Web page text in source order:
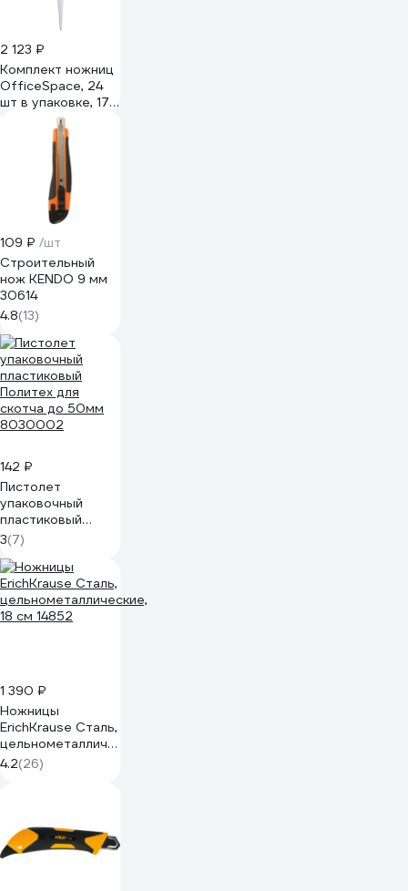
2 123 ₽
Комплект ножниц
OfficeSpace, 24
шт в упаковке, 17,1
см, черные с
синими вставками,
ПВХ чехол с
европодвесом
264902
109 ₽ /шт
Строительный
нож KENDO 9 мм
30614
4.8(13)
142 ₽
Пистолет
упаковочный
пластиковый
Политех для
скотча до 50мм
8030002
3(7)
1 390 ₽
Ножницы
ErichKrause Сталь,
цельнометаллические,
18 см 14852
4.2(26)